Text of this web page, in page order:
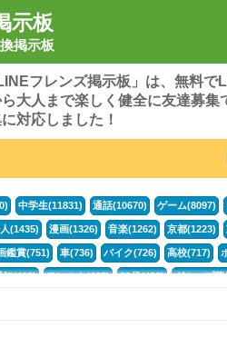
示板
掲示板
フレンズ掲示板」は、無料
大人まで楽しく健全に友達募集
対応しました！
中学生(11831) 通話(10670) ゲーム(8097)
(1435) 漫画(1326) 音楽(1262) 京都(1223)
鑑賞(751) 車(736) バイク(726) 高校(717)
知(468) モンスト(465) 30代(432) グループ募